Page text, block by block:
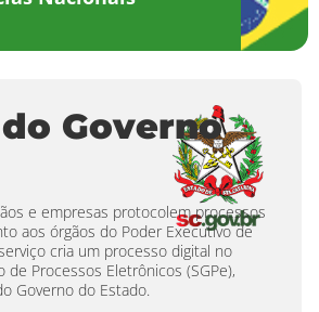
Governo
e empresas protocolem processos
aos órgãos do Poder Executivo de
cria um processo digital no
de Processos Eletrônicos (SGPe),
Governo do Estado.